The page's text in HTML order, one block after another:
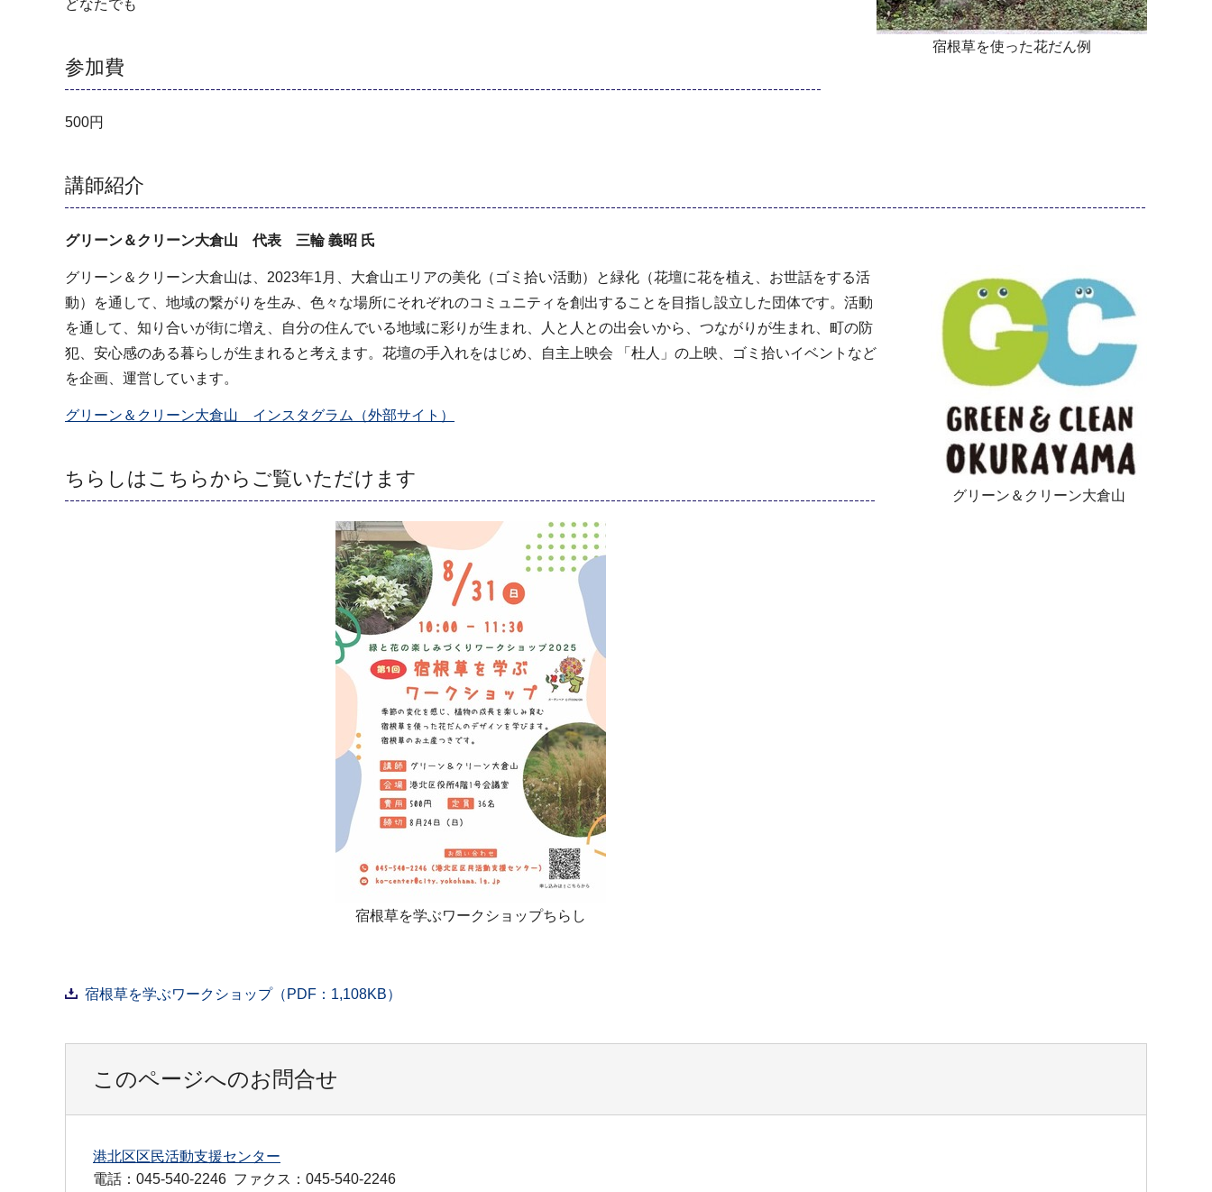
宿根草を使った花だん例
どなたでも
参加費
500円
講師紹介
グリーン＆クリーン大倉山 代表 三輪 義昭 氏
グリーン＆クリーン大倉山
グリーン＆クリーン大倉山は、2023年1月、大倉山エリアの美化（ゴミ拾い活動）と緑化（花壇に花を植え、お世話をする活
動）を通して、地域の繋がりを生み、色々な場所にそれぞれのコミュニティを創出することを目指し設立した団体です。活動
を通して、知り合いが街に増え、自分の住んでいる地域に彩りが生まれ、人と人との出会いから、つながりが生まれ、町の防
犯、安心感のある暮らしが生まれると考えます。花壇の手入れをはじめ、自主上映会 「杜人」の上映、ゴミ拾いイベントなど
を企画、運営しています。
グリーン＆クリーン大倉山 インスタグラム（外部サイト）
ちらしはこちらからご覧いただけます
宿根草を学ぶワークショップちらし
宿根草を学ぶワークショップ（PDF：1,108KB）
このページへのお問合せ
港北区区民活動支援センター
電話：045-540-2246 ファクス：045-540-2246